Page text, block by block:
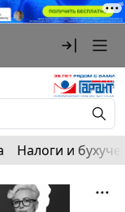
Налоги и